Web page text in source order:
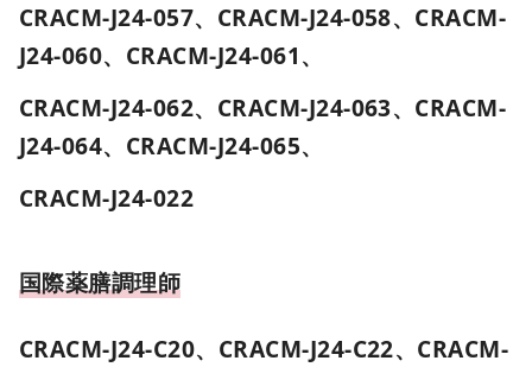
CRACM-J24-057、CRACM-J24-058、CRACM-
J24-060、CRACM-J24-061、
CRACM-J24-062、CRACM-J24-063、CRACM-
J24-064、CRACM-J24-065、
CRACM-J24-022
国際薬膳調理師
CRACM-J24-C20、CRACM-J24-C22、 CRACM-